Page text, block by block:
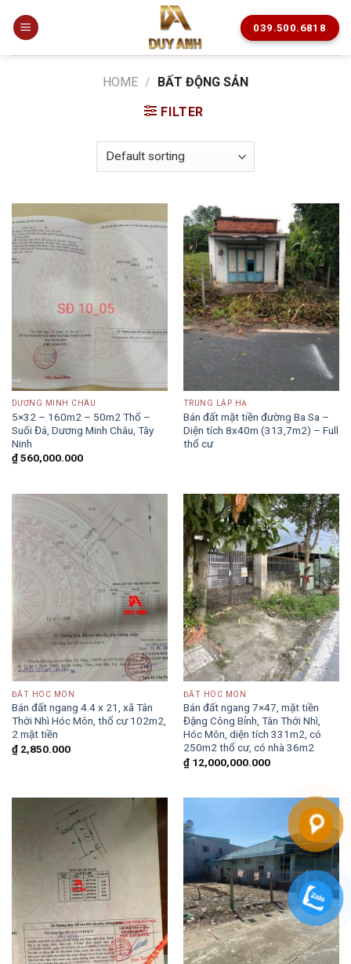
039.500.6818
HOME / BẤT ĐỘNG SẢN
FILTER
DƯƠNG MINH CHÂU
5×32 – 160m2 – 50m2 Thổ –
Suối Đá, Dương Minh Châu, Tây
Ninh
₫560,000.000
TRUNG LẬP HẠ
Bán đất mặt tiền đường Ba Sa –
Diện tích 8x40m (313,7m2) – Full
thổ cư
ĐẤT HÓC MÔN
Bán đất ngang 4.4 x 21, xã Tân
Thới Nhì Hóc Môn, thổ cư 102m2,
2 mặt tiền
₫2,850.000
ĐẤT HÓC MÔN
Bán đất ngang 7×47, mặt tiền
Đặng Công Bỉnh, Tân Thới Nhì,
Hóc Môn, diện tích 331m2, có
250m2 thổ cư, có nhà 36m2
₫12,000,000.000